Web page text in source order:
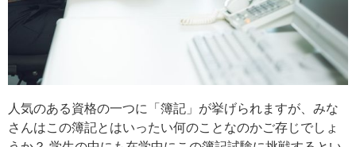
人気のある資格の一つに「簿記」が挙げられますが、みな
さんはこの簿記とはいったい何のことなのかご存じでしょ